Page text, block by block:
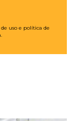
uso e política de